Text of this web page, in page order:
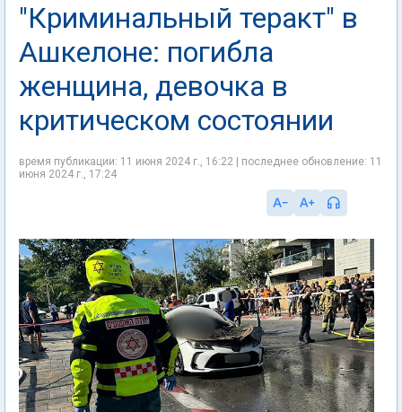
"Криминальный теракт" в
Ашкелоне: погибла
женщина, девочка в
критическом состоянии
время публикации: 11 июня 2024 г., 16:22 | последнее обновление: 11
июня 2024 г., 17:24